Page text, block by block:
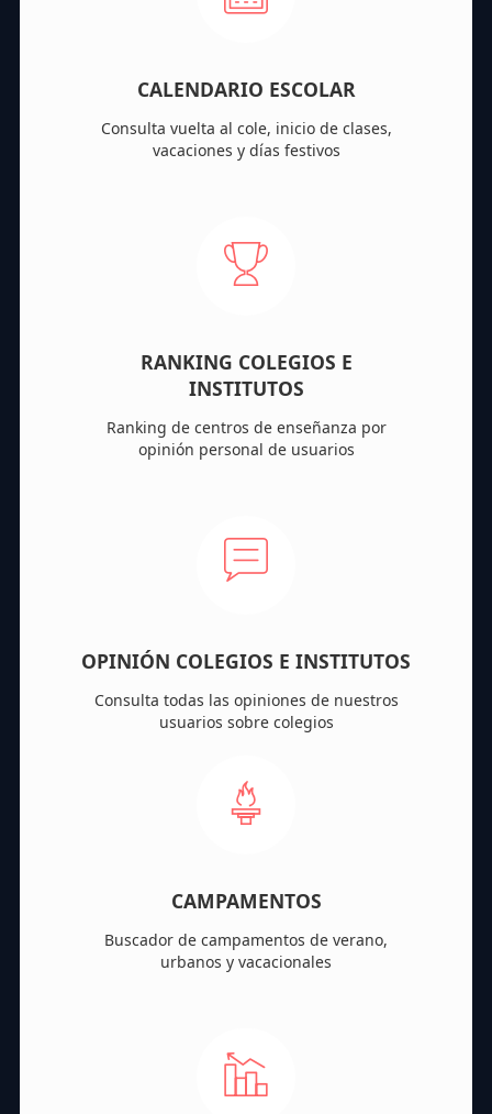
CALENDARIO ESCOLAR
Consulta vuelta al cole, inicio de clases,
vacaciones y días festivos
RANKING COLEGIOS E
INSTITUTOS
Ranking de centros de enseñanza por
opinión personal de usuarios
OPINIÓN COLEGIOS E INSTITUTOS
Consulta todas las opiniones de nuestros
usuarios sobre colegios
CAMPAMENTOS
Buscador de campamentos de verano,
urbanos y vacacionales